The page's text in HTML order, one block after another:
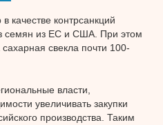
качестве контрсанкций
семян из ЕС и США. При этом
свекла почти 100-
власти,
увеличивать закупки
производства. Таким